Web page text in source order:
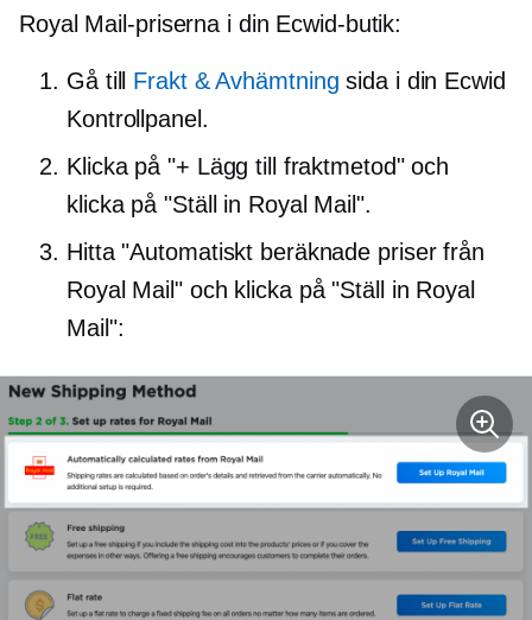
Royal Mail-priserna i din Ecwid-butik:
Gå till Frakt & Avhämtning sida i din Ecwid
Kontrollpanel.
Klicka på "+ Lägg till fraktmetod" och
klicka på "Ställ in Royal Mail".
Hitta "Automatiskt beräknade priser från
Royal Mail" och klicka på "Ställ in Royal
Mail":